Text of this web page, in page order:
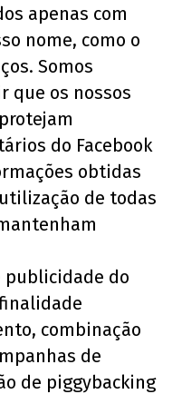
apenas com
nome, como o
Somos
que os nossos
do Facebook
obtidas
de todas
publicidade do
combinação
de
de piggybacking